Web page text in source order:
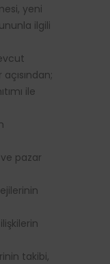
yeni
ilgili
ile
pazar
takibi,